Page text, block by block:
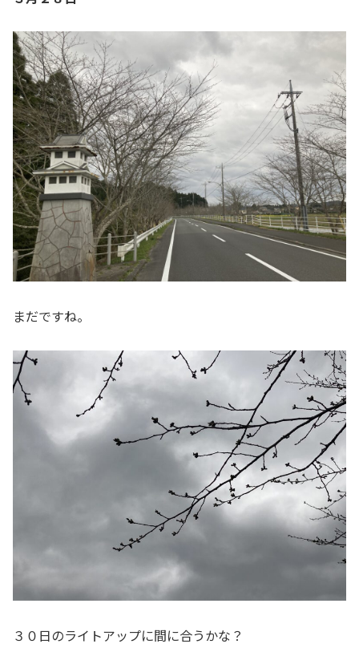
まだですね。
３０日のライトアップに間に合うかな？